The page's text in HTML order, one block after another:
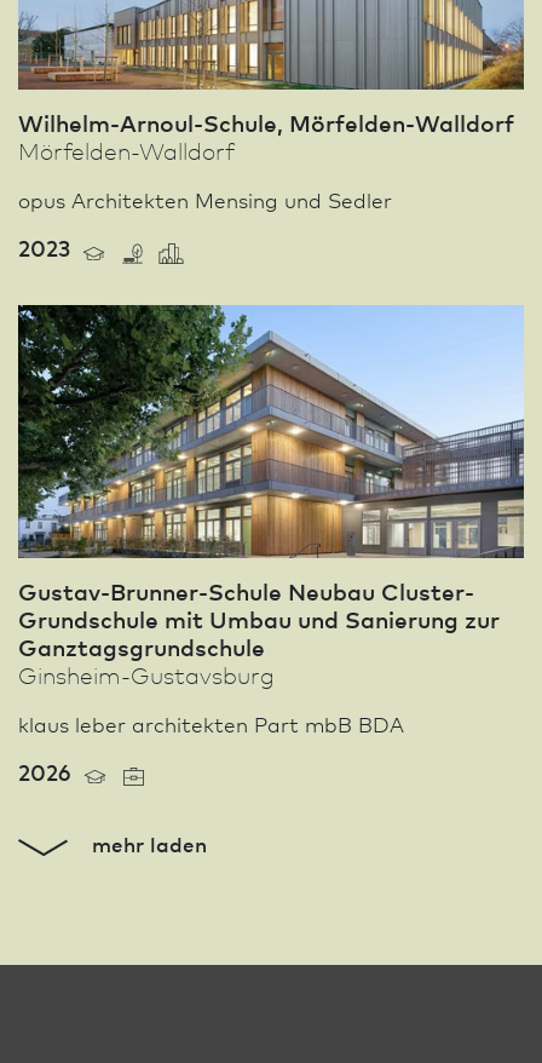
Wilhelm-Arnoul-Schule, Mörfelden-Walldorf
Mörfelden-Walldorf
opus Architekten Mensing und Sedler
2023
Gustav-Brunner-Schule Neu­bau Cluster-
Grund­schule mit Umbau und Sanierung zur
Ganztagsgrundschule
Ginsheim-Gustavsburg
klaus leber architekten Part mbB BDA
2026
mehr laden